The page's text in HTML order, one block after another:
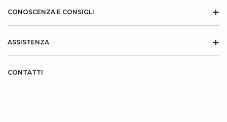
CONOSCENZA E CONSIGLI +
ASSISTENZA +
CONTATTI